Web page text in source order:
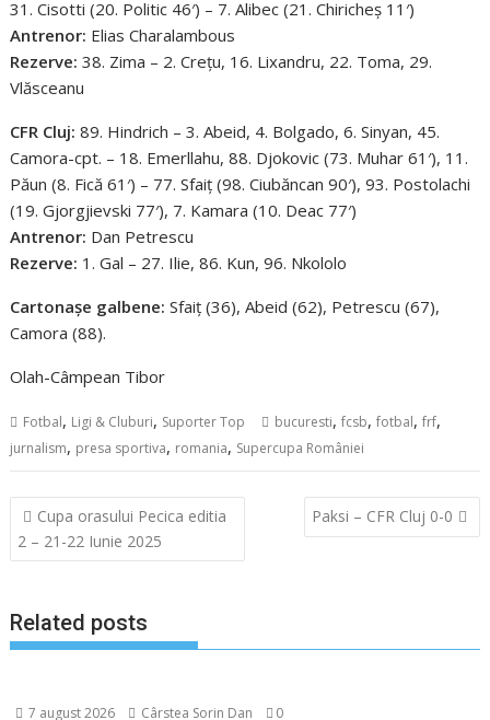
31. Cisotti (20. Politic 46′) – 7. Alibec (21. Chiricheș 11′)
Antrenor: Elias Charalambous
Rezerve: 38. Zima – 2. Crețu, 16. Lixandru, 22. Toma, 29.
Vlăsceanu
CFR Cluj: 89. Hindrich – 3. Abeid, 4. Bolgado, 6. Sinyan, 45.
Camora-cpt. – 18. Emerllahu, 88. Djokovic (73. Muhar 61′), 11.
Păun (8. Fică 61′) – 77. Sfaiț (98. Ciubăncan 90′), 93. Postolachi
(19. Gjorgjievski 77′), 7. Kamara (10. Deac 77′)
Antrenor: Dan Petrescu
Rezerve: 1. Gal – 27. Ilie, 86. Kun, 96. Nkololo
Cartonașe galbene: Sfaiț (36), Abeid (62), Petrescu (67),
Camora (88).
Olah-Câmpean Tibor
Fotbal, Ligi & Cluburi, Suporter Top bucuresti,fcsb,fotbal,frf,
jurnalism, presa sportiva, romania, Supercupa României
Navigare
în
articole
Cupa orasului Pecica editia
2 – 21-22 Iunie 2025
Paksi – CFR Cluj 0-0
Related posts
7 august 2026 Cârstea Sorin Dan 0